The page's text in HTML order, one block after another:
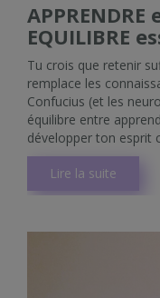
APPRENDRE
EQUILIBRE
Tu crois que retenir
remplace les
Confucius (et les
équilibre entre
développer ton esprit
Lire la suite